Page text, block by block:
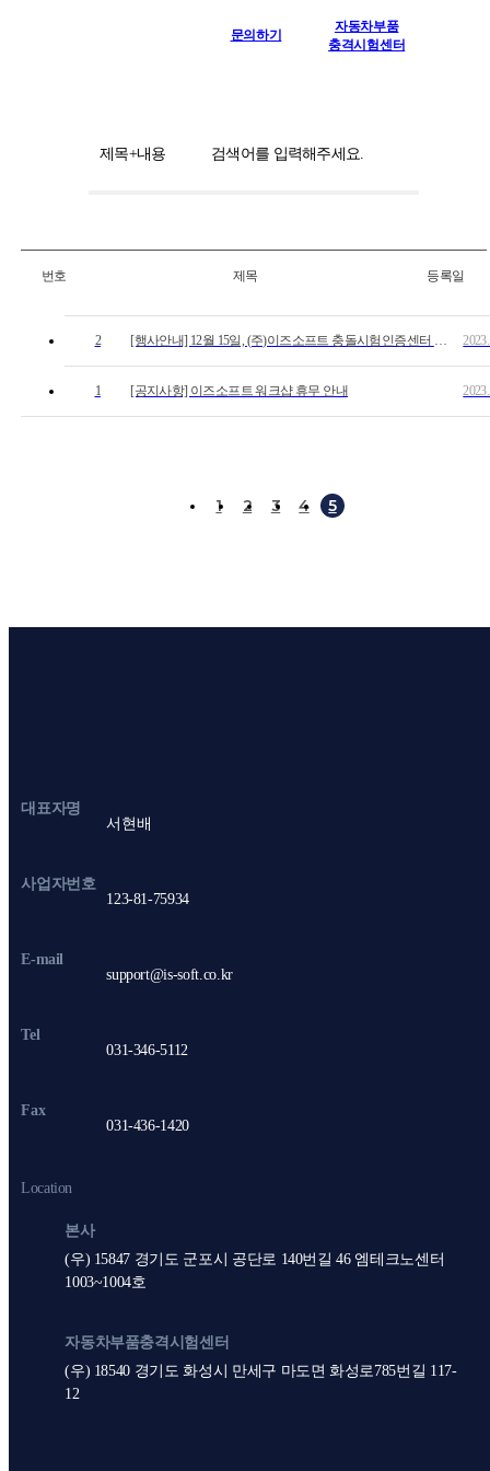
문의하기
자동차부품
충격시험센터
제목+내용
번호 제목 등록일
2
[행사안내] 12월 15일, (주)이즈소프트 충돌시험인증센터 개
1 [공지사항] 이즈소프트 워크샵 휴무 안내
1 2 3 4 5
대표자명
서현배
사업자번호
123-81-75934
E-mail
support@is-soft.co.kr
Tel
031-346-5112
Fax
031-436-1420
Location
본사
(우) 15847 경기도 군포시 공단로 140번길 46 엠테크노센터
1003~1004호
자동차부품충격시험센터
(우) 18540 경기도 화성시 만세구 마도면 화성로785번길 117-
12